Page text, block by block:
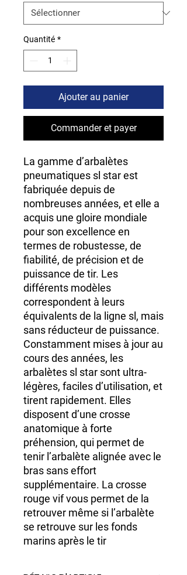
Quantité *
Ajouter au panier
Commander et payer
La gamme d’arbalètes
pneumatiques sl star est
fabriquée depuis de
nombreuses années, et elle a
acquis une gloire mondiale
pour son excellence en
termes de robustesse, de
fiabilité, de précision et de
puissance de tir. Les
différents modèles
correspondent à leurs
équivalents de la ligne sl, mais
sans réducteur de puissance.
Constamment mises à jour au
cours des années, les
arbalètes sl star sont ultra-
légères, faciles d’utilisation, et
tirent rapidement. Elles
disposent d’une crosse
anatomique à forte
préhension, qui permet de
tenir l’arbalète alignée avec le
bras sans effort
supplémentaire. La crosse
rouge vif vous permet de la
retrouver même si l’arbalète
se retrouve sur les fonds
marins après le tir